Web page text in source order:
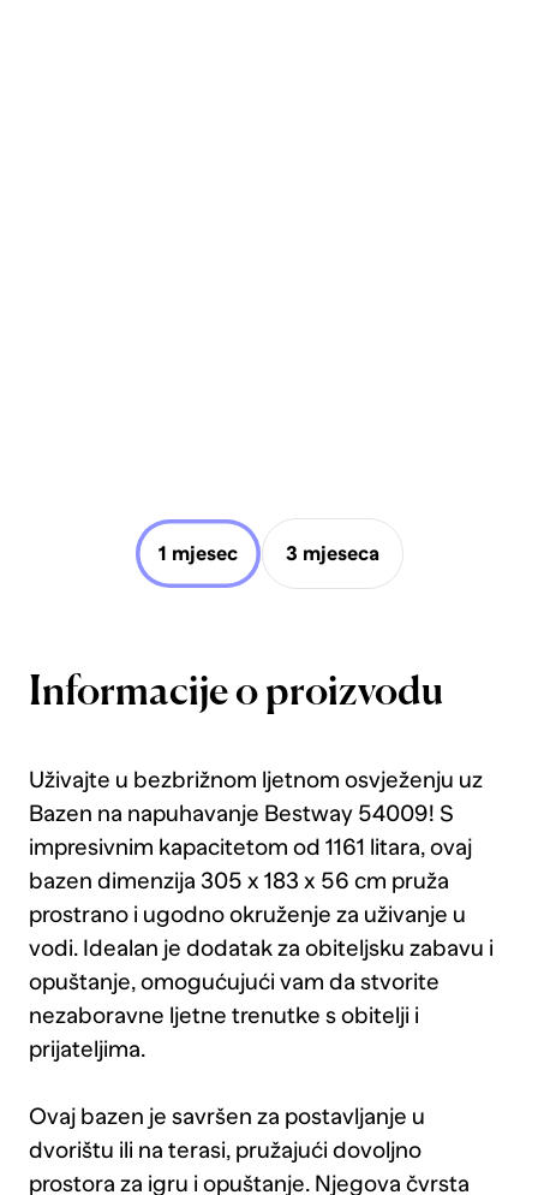
1 mjesec 3 mjeseca
Informacije o proizvodu
Uživajte u bezbrižnom ljetnom osvježenju uz
Bazen na napuhavanje Bestway 54009! S
impresivnim kapacitetom od 1161 litara, ovaj
bazen dimenzija 305 x 183 x 56 cm pruža
prostrano i ugodno okruženje za uživanje u
vodi. Idealan je dodatak za obiteljsku zabavu i
opuštanje, omogućujući vam da stvorite
nezaboravne ljetne trenutke s obitelji i
prijateljima.
Ovaj bazen je savršen za postavljanje u
dvorištu ili na terasi, pružajući dovoljno
prostora za igru i opuštanje. Njegova čvrsta